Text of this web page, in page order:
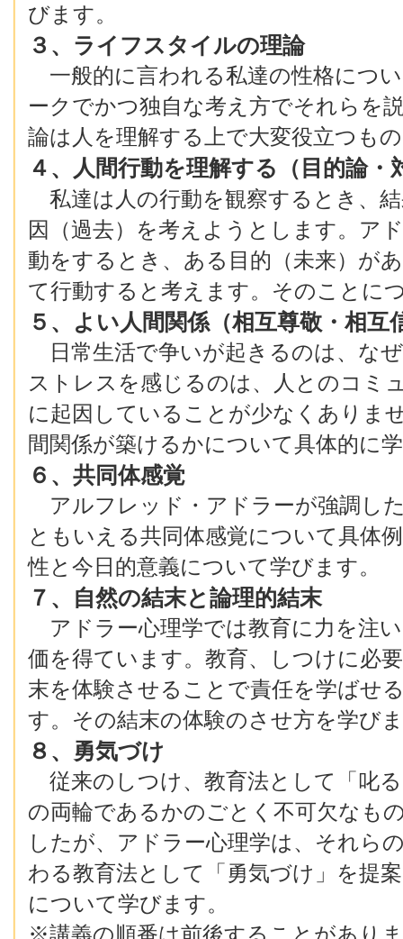
びます。
３、ライフスタイルの理論
一般的に言われる私達の性格につ
ークでかつ独自な考え方でそれらを
論は人を理解する上で大変役立つも
４、人間行動を理解する（目的論・
私達は人の行動を観察するとき、
因（過去）を考えようとします。ア
動をするとき、ある目的（未来）が
て行動すると考えます。そのことに
５、よい人間関係（相互尊敬・相互
日常生活で争いが起きるのは、な
ストレスを感じるのは、人とのコミ
に起因していることが少なくありま
間関係が築けるかについて具体的に
６、共同体感覚
アルフレッド・アドラーが強調し
ともいえる共同体感覚について具体
性と今日的意義について学びます。
７、自然の結末と論理的結末
アドラー心理学では教育に力を注
価を得ています。教育、しつけに必
末を体験させることで責任を学ばせ
す。その結末の体験のさせ方を学び
８、勇気づけ
従来のしつけ、教育法として「叱
の両輪であるかのごとく不可欠なも
したが、アドラー心理学は、それら
わる教育法として「勇気づけ」を提
について学びます。
※講義の順番は前後することがあり